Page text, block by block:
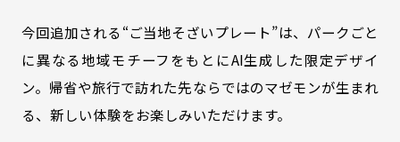
今回追加される“ご当地そざいプレート”は、パークごと
に異なる地域モチーフをもとにAI生成した限定デザイ
ン。帰省や旅行で訪れた先ならではのマゼモンが生まれ
る、新しい体験をお楽しみいただけます。